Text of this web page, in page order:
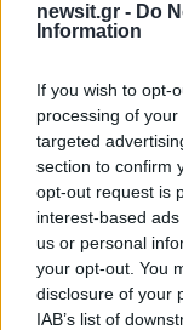
newsit.gr - Do
Information
If you wish to opt-
processing of
targeted
section to confirm
opt-out request is
interest-based
us or personal
your opt-out. You
disclosure of your
IAB’s list of
Αν τα χάσατε